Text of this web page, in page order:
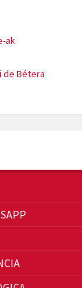
ak
de Bétera